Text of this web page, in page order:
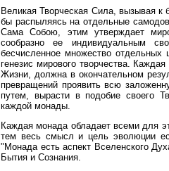
Великая Творческая Сила, вызывая к
бы распыляясь на отдельные
Сама Собою, этим утверждает
сообразно ее индивидуальным
бесчисленное множество отдельных
генезис мирового творчества.
Жизни, должна в окончательном
превращений проявить всю
путем, вырасти в подобие своего
каждой монады.
Каждая монада обладает всеми для
тем весь смысл и цель эволюции
"Монада есть аспект Вселенского
Бытия и Сознания.